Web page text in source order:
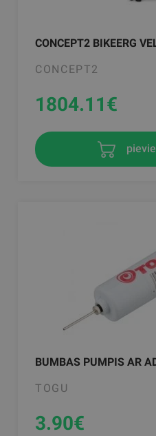
CONCEPT2 BIKEERG
CONCEPT2
1804.11€
BUMBAS PUMPIS AR
TOGU
3.90€